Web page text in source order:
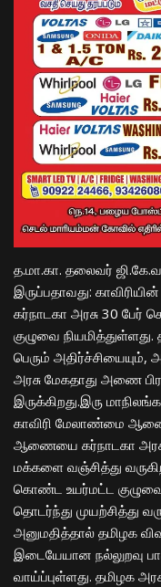
த.மா.கா. தலைவர்
இருப்பதாவது:
கர்நாடகா அரசு 30
குழுவை
பெரும் அதிர்ச்சியையும்,
அரசு மேகதாது அணை
இருக்கிறது.இரு
காவிரி மேலாண்மை
ஆணையை கர்நாடகா
மக்களை வஞ்சித்து
கொண்ட உயர்மட்ட
தொடர்ந்து முயற்சித்து
அனுமதித்தால் தமிழக
இடையேயான நல்லுறவு
வாய்ப்புள்ளது. தமிழக